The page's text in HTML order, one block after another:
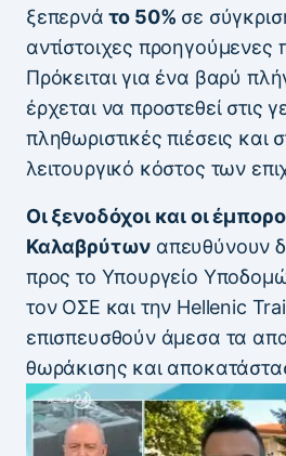
ξεπερνά το 50% σε
αντίστοιχες προηγούμενες
Πρόκειται για ένα βαρύ
έρχεται να προστεθεί στις
πληθωριστικές πιέσεις και
λειτουργικό κόστος των
Οι ξενοδόχοι και οι
Καλαβρύτων απευθύνουν
προς το Υπουργείο
τον ΟΣΕ και την Hellenic
επισπευσθούν άμεσα τα
θωράκισης και